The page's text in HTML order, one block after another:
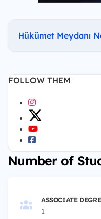
Hükümet Meydanı
FOLLOW THEM
Number of
ASSOCIATE
1